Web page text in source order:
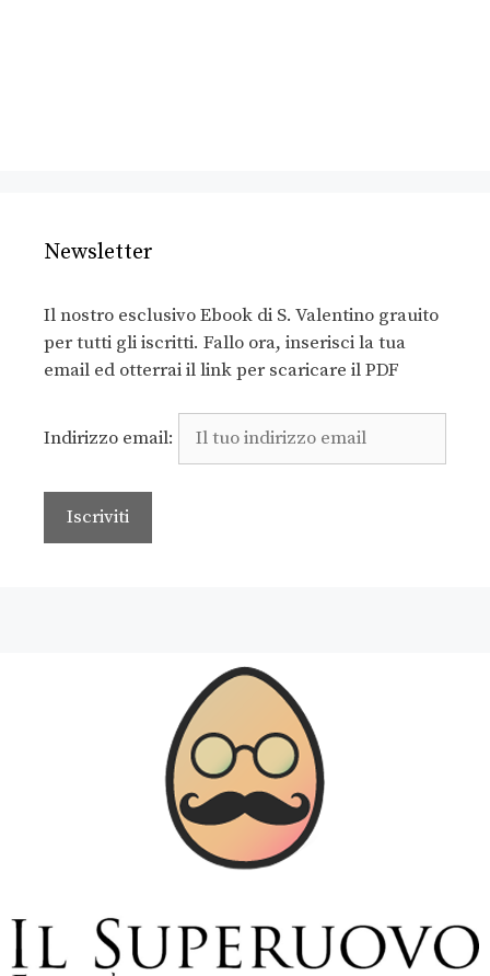
Newsletter
Il nostro esclusivo Ebook di S. Valentino grauito
per tutti gli iscritti. Fallo ora, inserisci la tua
email ed otterrai il link per scaricare il PDF
Indirizzo email: